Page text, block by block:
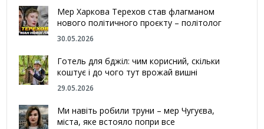
Мер Харкова Терехов став флагманом
нового політичного проєкту – політолог
30.05.2026
Готель для бджіл: чим корисний, скільки
коштує і до чого тут врожай вишні
29.05.2026
Ми навіть робили труни – мер Чугуєва,
міста, яке встояло попри все